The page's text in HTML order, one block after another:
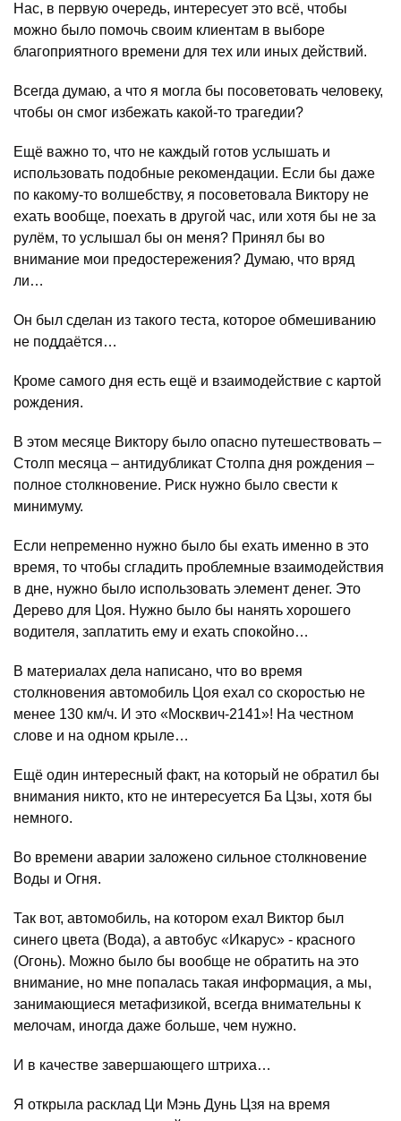
Нас, в первую очередь, интересует это всё, чтобы
можно было помочь своим клиентам в выборе
благоприятного времени для тех или иных действий.
Всегда думаю, а что я могла бы посоветовать человеку,
чтобы он смог избежать какой-то трагедии?
Ещё важно то, что не каждый готов услышать и
использовать подобные рекомендации. Если бы даже
по какому-то волшебству, я посоветовала Виктору не
ехать вообще, поехать в другой час, или хотя бы не за
рулём, то услышал бы он меня? Принял бы во
внимание мои предостережения? Думаю, что вряд
ли…
Он был сделан из такого теста, которое обмешиванию
не поддаётся…
Кроме самого дня есть ещё и взаимодействие с картой
рождения.
В этом месяце Виктору было опасно путешествовать –
Столп месяца – антидубликат Столпа дня рождения –
полное столкновение. Риск нужно было свести к
минимуму.
Если непременно нужно было бы ехать именно в это
время, то чтобы сгладить проблемные взаимодействия
в дне, нужно было использовать элемент денег. Это
Дерево для Цоя. Нужно было бы нанять хорошего
водителя, заплатить ему и ехать спокойно…
В материалах дела написано, что во время
столкновения автомобиль Цоя ехал со скоростью не
менее 130 км/ч. И это «Москвич-2141»! На честном
слове и на одном крыле…
Ещё один интересный факт, на который не обратил бы
внимания никто, кто не интересуется Ба Цзы, хотя бы
немного.
Во времени аварии заложено сильное столкновение
Воды и Огня.
Так вот, автомобиль, на котором ехал Виктор был
синего цвета (Вода), а автобус «Икарус» - красного
(Огонь). Можно было бы вообще не обратить на это
внимание, но мне попалась такая информация, а мы,
занимающиеся метафизикой, всегда внимательны к
мелочам, иногда даже больше, чем нужно.
И в качестве завершающего штриха…
Я открыла расклад Ци Мэнь Дунь Цзя на время